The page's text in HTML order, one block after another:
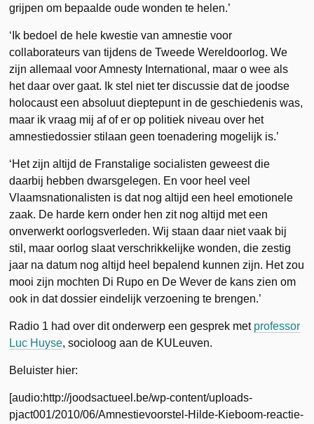
grijpen om bepaalde oude wonden te helen.’
‘Ik bedoel de hele kwestie van amnestie voor
collaborateurs van tijdens de Tweede Wereldoorlog. We
zijn allemaal voor Amnesty International, maar o wee als
het daar over gaat. Ik stel niet ter discussie dat de joodse
holocaust een absoluut dieptepunt in de geschiedenis was,
maar ik vraag mij af of er op politiek niveau over het
amnestiedossier stilaan geen toenadering mogelijk is.’
‘Het zijn altijd de Franstalige socialisten geweest die
daarbij hebben dwarsgelegen. En voor heel veel
Vlaamsnationalisten is dat nog altijd een heel emotionele
zaak. De harde kern onder hen zit nog altijd met een
onverwerkt oorlogsverleden. Wij staan daar niet vaak bij
stil, maar oorlog slaat verschrikkelijke wonden, die zestig
jaar na datum nog altijd heel bepalend kunnen zijn. Het zou
mooi zijn mochten Di Rupo en De Wever de kans zien om
ook in dat dossier eindelijk verzoening te brengen.’
Radio 1 had over dit onderwerp een gesprek met professor
Luc Huyse, socioloog aan de KULeuven.
Beluister hier:
[audio:http://joodsactueel.be/wp-content/uploads-
pjact001/2010/06/Amnestievoorstel-Hilde-Kieboom-reactie-